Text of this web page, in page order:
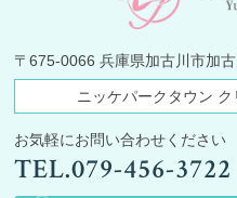
〒675-0066兵庫県加古川市加
ニッケパークタウン ク
お気軽にお問い合わせください
TEL.079-456-3722